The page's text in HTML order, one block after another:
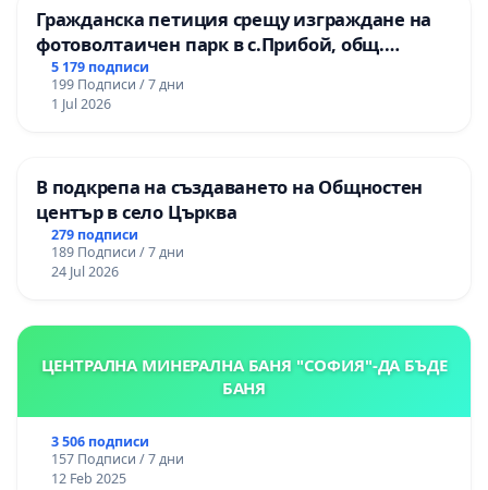
Гражданска петиция срещу изграждане на
фотоволтаичен парк в с.Прибой, общ.
Радомир
5 179 подписи
199 Подписи / 7 дни
1 Jul 2026
В подкрепа на създаването на Общностен
център в село Църква
279 подписи
189 Подписи / 7 дни
24 Jul 2026
ЦЕНТРАЛНА МИНЕРАЛНА БАНЯ "СОФИЯ"-ДА БЪДЕ
БАНЯ
3 506 подписи
157 Подписи / 7 дни
12 Feb 2025